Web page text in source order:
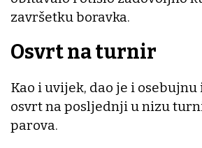
završetku boravka.
Osvrt na turnir
Kao i uvijek, dao je i osebujnu
osvrt na posljednji u nizu
parova.